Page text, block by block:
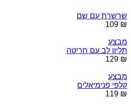
שרשרת עם שם
₪ 109
מבצע
תליון לב עם חריטה
₪ 129
מבצע
קלפי פנימיאלים
₪ 119